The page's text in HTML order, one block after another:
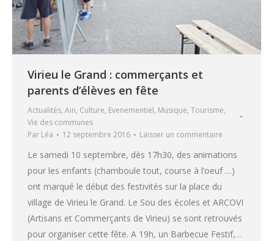
Virieu le Grand : commerçants et
parents d’élèves en fête
Actualités, Ain, Culture, Evenementiel, Musique, Tourisme,
Vie des communes
Par Léa 12 septembre 2016 Laisser un commentaire
Le samedi 10 septembre, dès 17h30, des animations
pour les enfants (chamboule tout, course à l’oeuf …)
ont marqué le début des festivités sur la place du
village de Virieu le Grand. Le Sou des écoles et ARCOVI
(Artisans et Commerçants de Virieu) se sont retrouvés
pour organiser cette fête. A 19h, un Barbecue Festif,…